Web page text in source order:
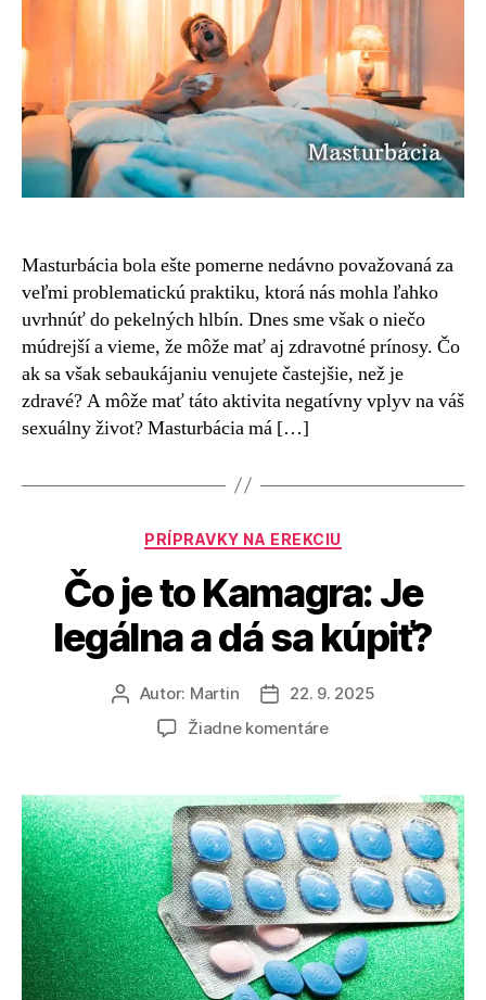
Masturbácia bola ešte pomerne nedávno považovaná za
veľmi problematickú praktiku, ktorá nás mohla ľahko
uvrhnúť do pekelných hlbín. Dnes sme však o niečo
múdrejší a vieme, že môže mať aj zdravotné prínosy. Čo
ak sa však sebaukájaniu venujete častejšie, než je
zdravé? A môže mať táto aktivita negatívny vplyv na váš
sexuálny život? Masturbácia má […]
Kategórie
PRÍPRAVKY NA EREKCIU
Čo je to Kamagra: Je
legálna a dá sa kúpiť?
Autor
článku
Autor: Martin
Dátum
článku
22. 9. 2025
Žiadne komentárena
to
Kamagra:
Je
legálna
a
dá
sa
kúpiť?